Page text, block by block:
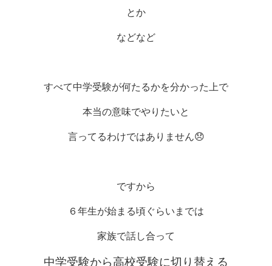
とか
などなど
すべて中学受験が何たるかを分かった上で
本当の意味でやりたいと
言ってるわけではありません😞
ですから
６年生が始まる頃ぐらいまでは
家族で話し合って
中学受験から高校受験に切り替える